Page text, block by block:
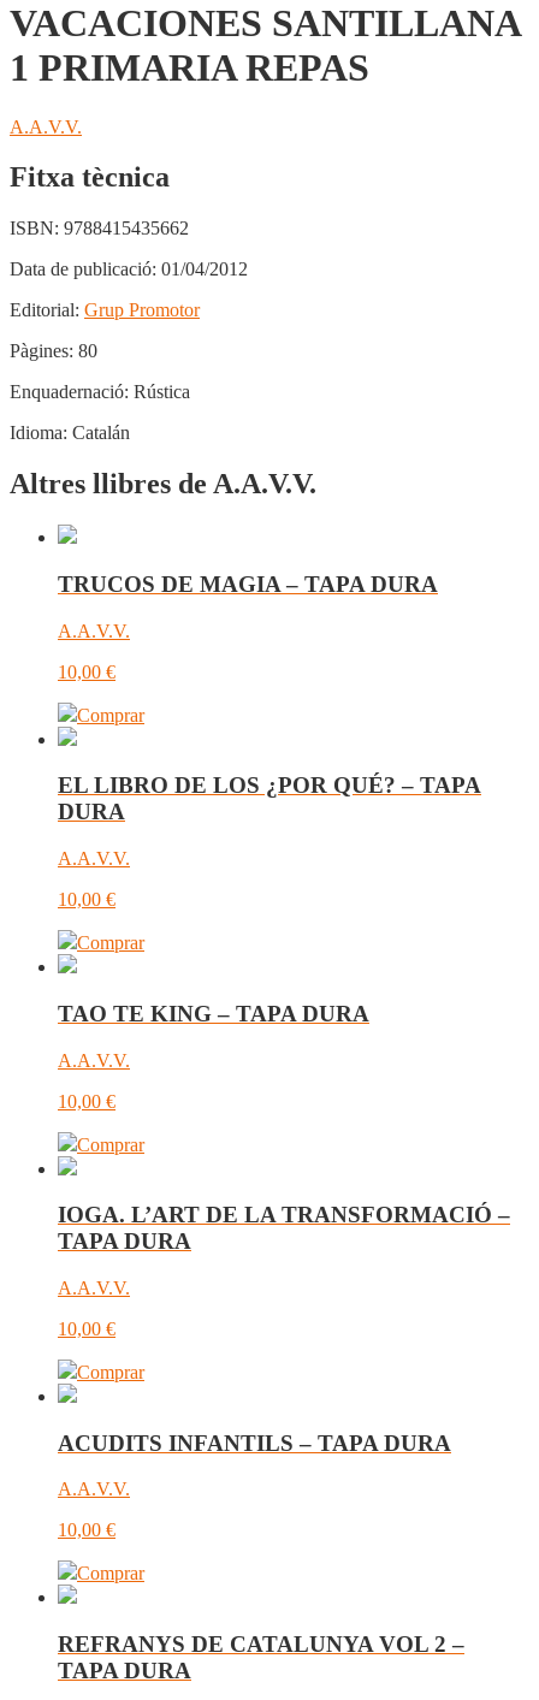
VACACIONES SANTILLANA
1 PRIMARIA REPAS
A.A.V.V.
Fitxa tècnica
ISBN: 9788415435662
Data de publicació: 01/04/2012
Editorial: Grup Promotor
Pàgines: 80
Enquadernació: Rústica
Idioma: Catalán
Altres llibres de A.A.V.V.
TRUCOS DE MAGIA – TAPA DURA
A.A.V.V.
10,00 €
Comprar
EL LIBRO DE LOS ¿POR QUÉ? – TAPA
DURA
A.A.V.V.
10,00 €
Comprar
TAO TE KING – TAPA DURA
A.A.V.V.
10,00 €
Comprar
IOGA. L’ART DE LA TRANSFORMACIÓ –
TAPA DURA
A.A.V.V.
10,00 €
Comprar
ACUDITS INFANTILS – TAPA DURA
A.A.V.V.
10,00 €
Comprar
REFRANYS DE CATALUNYA VOL 2 –
TAPA DURA